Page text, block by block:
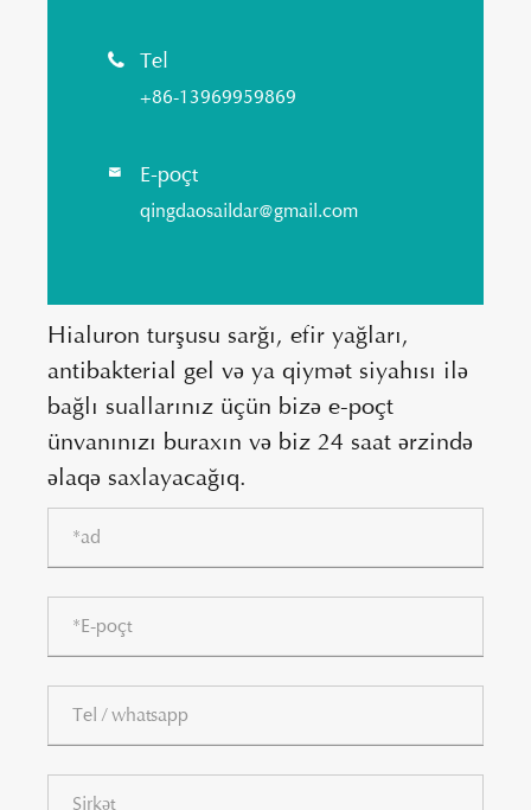
 Tel
+86-13969959869
 E-poçt
qingdaosaildar@gmail.com
Hialuron turşusu sarğı, efir yağları,
antibakterial gel və ya qiymət siyahısı ilə
bağlı suallarınız üçün bizə e-poçt
ünvanınızı buraxın və biz 24 saat ərzində
əlaqə saxlayacağıq.